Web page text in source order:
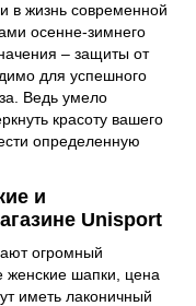
в жизнь современной
осенне-зимнего
– защиты от
для успешного
Ведь умело
красоту вашего
определенную
и
Unisport
огромный
женские шапки, цена
иметь лаконичный